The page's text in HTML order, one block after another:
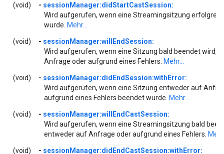
(void) - sessionManager:didStartCastSession:
Wird aufgerufen, wenn eine Streamingsitzung
wurde. Mehr...
(void) - sessionManager:willEndSession:
Wird aufgerufen, wenn eine Sitzung bald beendet wird,
Anfrage oder aufgrund eines Fehlers. Mehr...
(void) - sessionManager:didEndSession:withError:
Wird aufgerufen, wenn eine Sitzung entweder auf
aufgrund eines Fehlers beendet wurde. Mehr...
(void) - sessionManager:willEndCastSession:
Wird aufgerufen, wenn eine Streamingsitzung bald
entweder auf Anfrage oder aufgrund eines Fehlers.
(void) - sessionManager:didEndCastSession:withError: